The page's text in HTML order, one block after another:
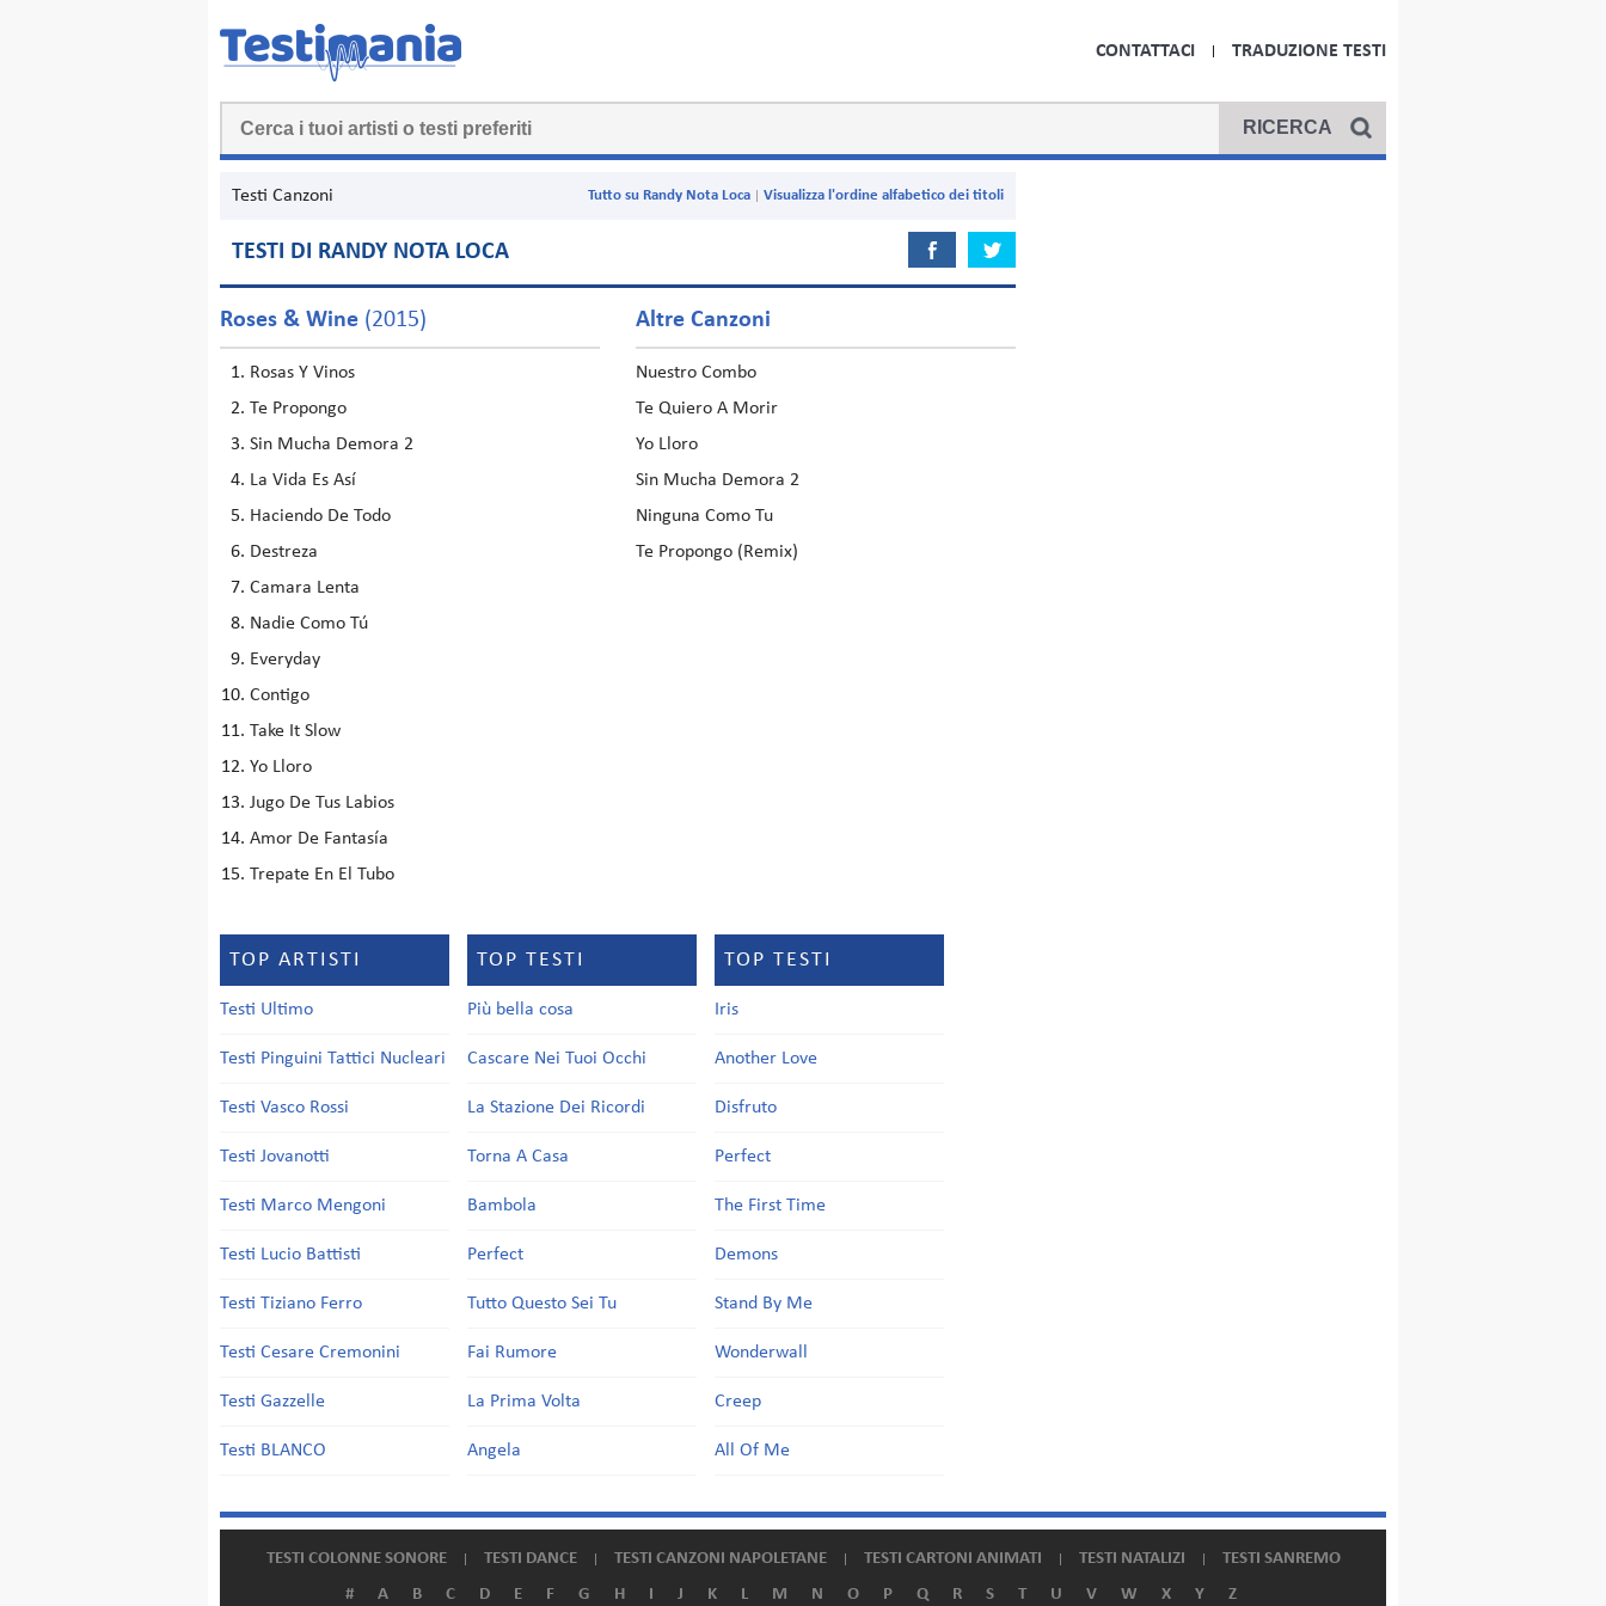
CONTATTACI TRADUZIONE TESTI
Testi Canzoni Visualizza l'ordine alfabetico dei titoli
Tutto su Randy Nota Loca
TESTI DI RANDY NOTA LOCA
Roses & Wine (2015)
Rosas Y Vinos
Te Propongo
Sin Mucha Demora 2
La Vida Es Así
Haciendo De Todo
Destreza
Camara Lenta
Nadie Como Tú
Everyday
Contigo
Take It Slow
Yo Lloro
Jugo De Tus Labios
Amor De Fantasía
Trepate En El Tubo
Altre Canzoni
Nuestro Combo
Te Quiero A Morir
Yo Lloro
Sin Mucha Demora 2
Ninguna Como Tu
Te Propongo (Remix)
TOP ARTISTI
Testi Ultimo
Testi Pinguini Tattici Nucleari
Testi Vasco Rossi
Testi Jovanotti
Testi Marco Mengoni
Testi Lucio Battisti
Testi Tiziano Ferro
Testi Cesare Cremonini
Testi Gazzelle
Testi BLANCO
TOP TESTI
Più bella cosa
Cascare Nei Tuoi Occhi
La Stazione Dei Ricordi
Torna A Casa
Bambola
Perfect
Tutto Questo Sei Tu
Fai Rumore
La Prima Volta
Angela
TOP TESTI
Iris
Another Love
Disfruto
Perfect
The First Time
Demons
Stand By Me
Wonderwall
Creep
All Of Me
TESTI COLONNE SONORE TESTI DANCE TESTI CANZONI NAPOLETANE TESTI CARTONI ANIMATI TESTI NATALIZI
TESTI SANREMO
#
A B C D E F G H I J K L M N O P Q R S T U V W X Y Z